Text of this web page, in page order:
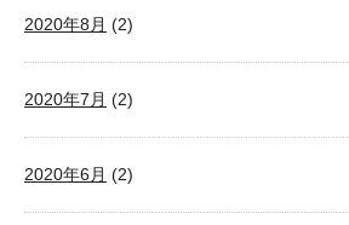
2020年8月 (2)
2020年7月 (2)
2020年6月 (2)